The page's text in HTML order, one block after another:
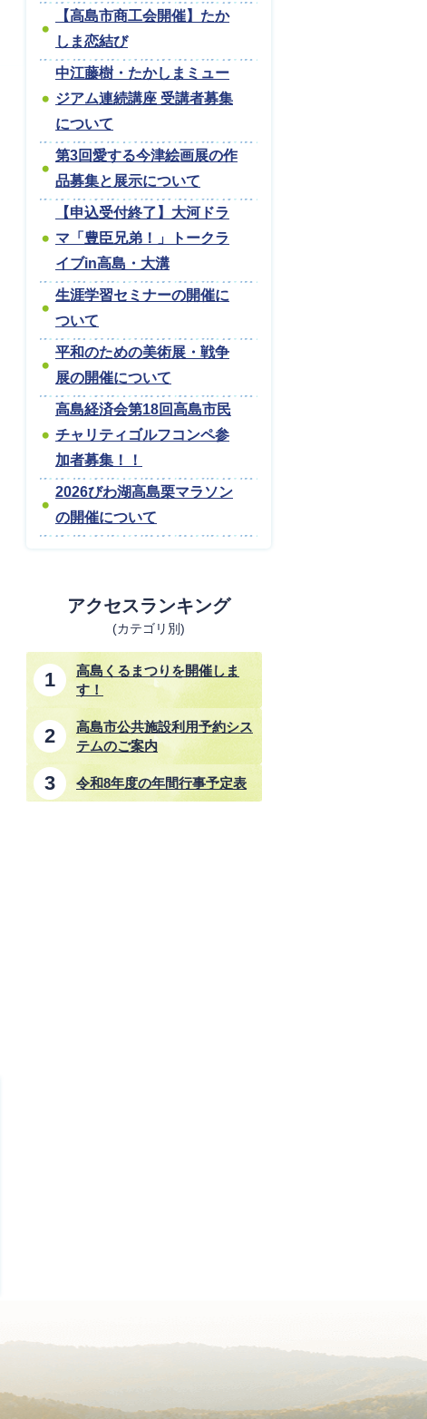
【高島市商工会開催】たか
しま恋結び
中江藤樹・たかしまミュー
ジアム連続講座 受講者募集
について
第3回愛する今津絵画展の作
品募集と展示について
【申込受付終了】大河ドラ
マ「豊臣兄弟！」トークラ
イブin高島・大溝
生涯学習セミナーの開催に
ついて
平和のための美術展・戦争
展の開催について
高島経済会第18回高島市民
チャリティゴルフコンペ参
加者募集！！
2026びわ湖高島栗マラソン
の開催について
アクセスランキング
(カテゴリ別)
高島くるまつりを開催しま
す！
高島市公共施設利用予約シス
テムのご案内
令和8年度の年間行事予定表